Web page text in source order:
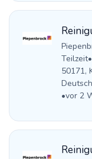
Teilzeit•
50171,
•vor 2